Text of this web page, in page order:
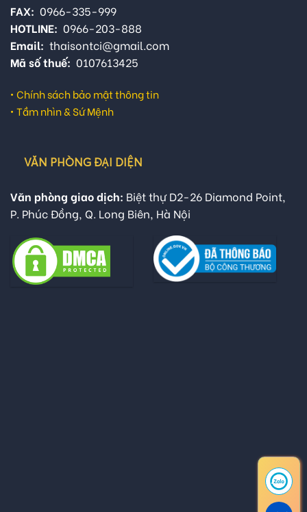
FAX: 0966-335-999
HOTLINE: 0966-203-888
Email: thaisontci@gmail.com
Mã số thuế: 0107613425
• Chính sách bảo mật thông tin
• Tầm nhìn & Sứ Mệnh
VĂN PHÒNG ĐẠI DIỆN
Văn phòng giao dịch: Biệt thự D2-26 Diamond Point,
P. Phúc Đồng, Q. Long Biên, Hà Nội